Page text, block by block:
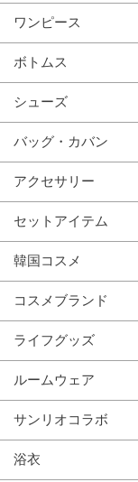
ワンピース
ボトムス
シューズ
バッグ・カバン
アクセサリー
セットアイテム
韓国コスメ
コスメブランド
ライフグッズ
ルームウェア
サンリオコラボ
浴衣